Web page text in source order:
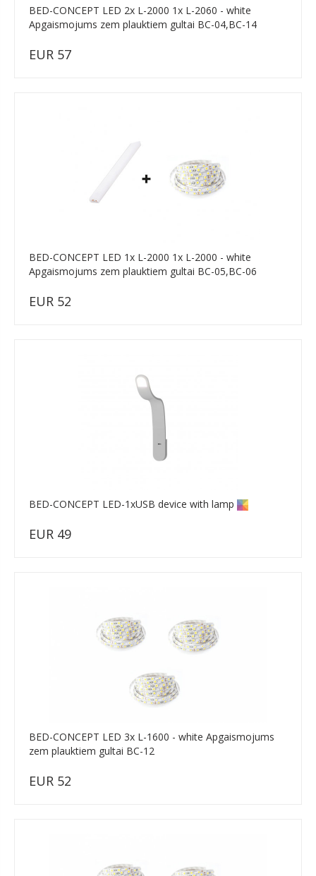
BED-CONCEPT LED 2x L-2000 1x L-2060 - white
Apgaismojums zem plauktiem gultai BC-04,BC-14
EUR 57
BED-CONCEPT LED 1x L-2000 1x L-2000 - white
Apgaismojums zem plauktiem gultai BC-05,BC-06
EUR 52
BED-CONCEPT LED-1xUSB device with lamp
EUR 49
BED-CONCEPT LED 3x L-1600 - white Apgaismojums
zem plauktiem gultai BC-12
EUR 52